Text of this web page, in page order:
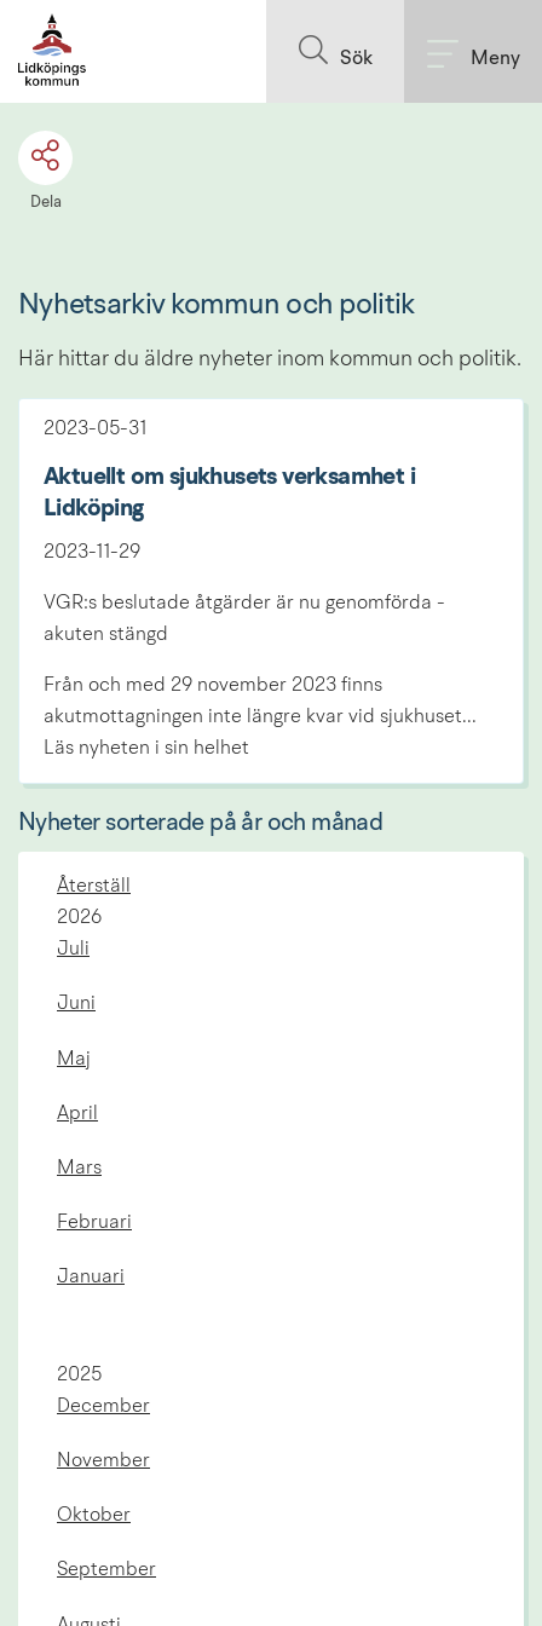
Sök Meny
Dela
Nyhetsarkiv kommun och politik
Här hittar du äldre nyheter inom kommun och politik.
2023-05-31
Aktuellt om sjukhusets verksamhet i
Lidköping
2023-11-29
VGR:s beslutade åtgärder är nu genomförda -
akuten stängd
Från och med 29 november 2023 finns
akutmottagningen inte längre kvar vid sjukhuset...
Läs nyheten i sin helhet
Nyheter sorterade på år och månad
Återställ
År:
2026
Juli
Juni
Maj
April
Mars
Februari
Januari
År:
2025
December
November
Oktober
September